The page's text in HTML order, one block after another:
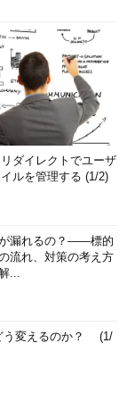
ダイレクトでユーザ
ルを管理する (1/2)
漏れるの？――標的
流れ、対策の考え方
...
う変えるのか？ (1/